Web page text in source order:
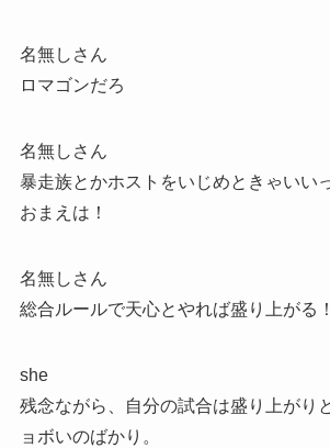
名無しさん
ロマゴンだろ
名無しさん
暴走族とかホストをいじめときゃいい
おまえは！
名無しさん
総合ルールで天心とやれば盛り上がる！
she
残念ながら、自分の試合は盛り上がり
ョボいのばかり。